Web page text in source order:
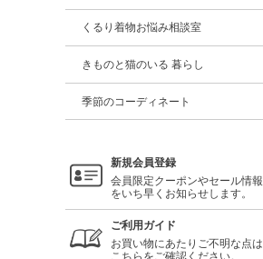
くるり着物お悩み相談室
きものと猫のいる 暮らし
季節のコーディネート
新規会員登録
会員限定クーポンやセール情報
をいち早くお知らせします。
ご利用ガイド
お買い物にあたりご不明な点は